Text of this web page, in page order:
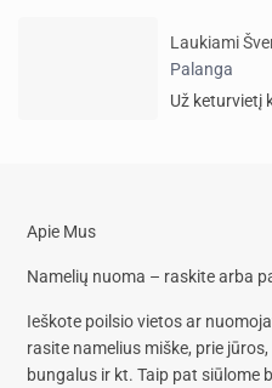
Laukiami
Palanga
Už keturvietį
Apie Mus
Namelių nuoma – raskite arba
Ieškote poilsio vietos ar
rasite namelius miške, prie
bungalus ir kt. Taip pat siūlome